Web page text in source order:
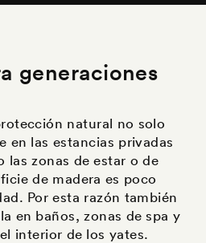
generaciones
natural no solo
en las estancias privadas
las zonas de estar o de
de madera es poco
Por esta razón también
en baños, zonas de spa y
interior de los yates.